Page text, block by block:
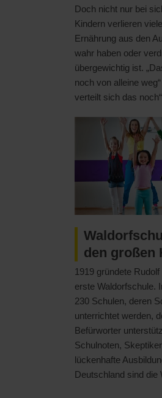
Doch nicht nur bei
Kindern verlieren
Ernährung aus den
wahr haben oder
übergewichtig ist.
noch von alleine
verteilt sich das
den großen
1919 gründete
erste Waldorfschule.
230 Schulen, deren
unterrichtet werden,
Befürworter
Schulnoten,
lückenhafte
Deutschland sind die